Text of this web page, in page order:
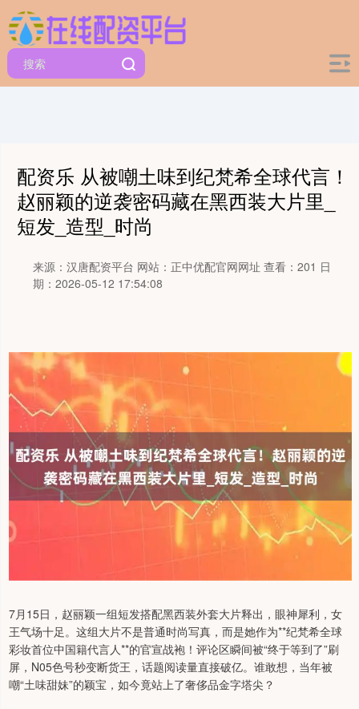
配资乐 从被嘲土味到纪梵希全球代言！
赵丽颖的逆袭密码藏在黑西装大片里_
短发_造型_时尚
来源：汉唐配资平台 网站：正中优配官网网址 查看：201 日
期：2026-05-12 17:54:08
7月15日，赵丽颖一组短发搭配黑西装外套大片释出，眼神犀利，女
王气场十足。这组大片不是普通时尚写真，而是她作为**纪梵希全球
彩妆首位中国籍代言人**的官宣战袍！评论区瞬间被“终于等到了”刷
屏，N05色号秒变断货王，话题阅读量直接破亿。谁敢想，当年被
嘲“土味甜妹”的颖宝，如今竟站上了奢侈品金字塔尖？